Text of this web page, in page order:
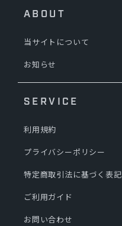
ABOUT
当サイトについて
お知らせ
SERVICE
利用規約
プライバシーポリシー
特定商取引法に基づく表記
ご利用ガイド
お問い合わせ